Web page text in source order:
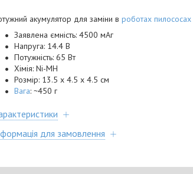
акумулятор для заміни в роботах пилососах
Заявлена ємність: 4500 мАг
Напруга: 14.4 В
Потужність: 65 Вт
Хімія: Ni-MH
Розмір: 13.5 х 4.5 х 4.5 см
Вага: ~450 г
для замовлення